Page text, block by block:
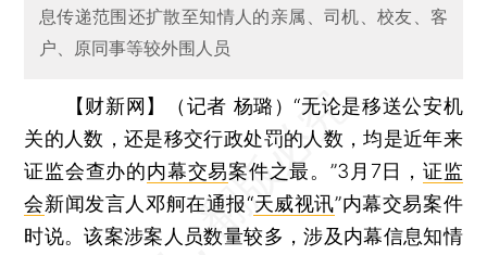
息传递范围还扩散至知情人的亲属、司机、校友、客
户、原同事等较外围人员
【财新网】（记者 杨璐）“无论是移送公安机
关的人数，还是移交行政处罚的人数，均是近年来
证监会查办的内幕交易案件之最。”3月7日， 证监
会新闻发言人邓舸在通报“天威视讯”内幕交易案件
时说。该案涉案人员数量较多，涉及内幕信息知情